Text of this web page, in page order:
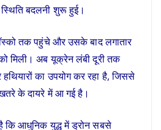
बदलनी शुरू हुई।
तक पहुंचे और उसके बाद लगातार
मिली। अब यूक्रेन लंबी दूरी तक
का उपयोग कर रहा है, जिससे
के दायरे में आ गई है।
कि आधुनिक युद्ध में ड्रोन सबसे